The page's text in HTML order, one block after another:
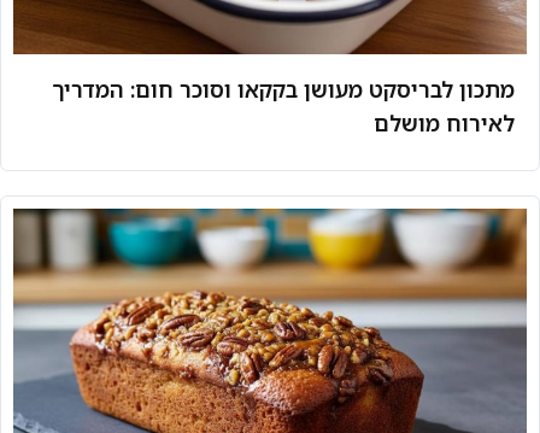
מתכון לבריסקט מעושן בקקאו וסוכר חום: המדריך
לאירוח מושלם